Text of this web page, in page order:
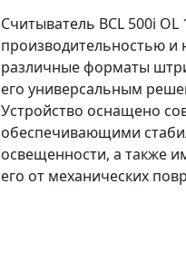
Считыватель BCL 500i
производительностью
различные форматы
его универсальным
Устройство оснащено
обеспечивающими
освещенности, а также
его от механических